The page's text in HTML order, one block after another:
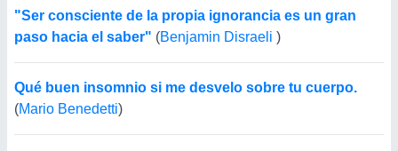
"Ser consciente de la propia ignorancia es un gran
paso hacia el saber" (Benjamin Disraeli )
Qué buen insomnio si me desvelo sobre tu cuerpo.
(Mario Benedetti)